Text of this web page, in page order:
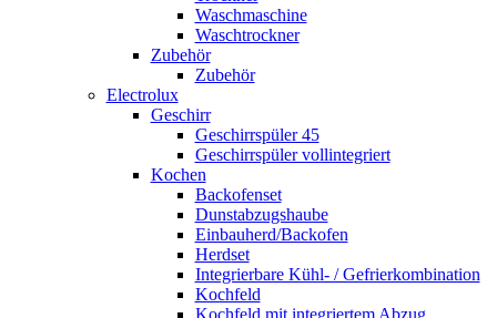
Waschmaschine
Waschtrockner
Zubehör
Zubehör
Electrolux
Geschirr
Geschirrspüler 45
Geschirrspüler vollintegriert
Kochen
Backofenset
Dunstabzugshaube
Einbauherd/Backofen
Herdset
Integrierbare Kühl- / Gefrierkombination
Kochfeld
Kochfeld mit integriertem Abzug